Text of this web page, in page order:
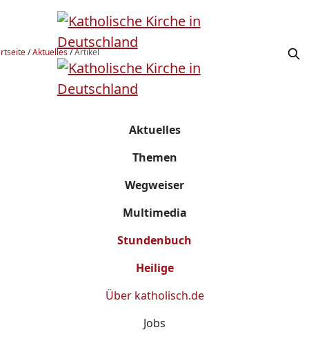
/Aktuelles/Artikel
Aktuelles
Themen
Wegweiser
Multimedia
Stundenbuch
Heilige
Über katholisch.de
Jobs